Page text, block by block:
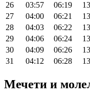
26
03:57 06:19
27
04:00 06:21
28
04:03 06:22
29
04:06 06:24
30
04:09 06:26
31
04:12 06:28
Мечети и